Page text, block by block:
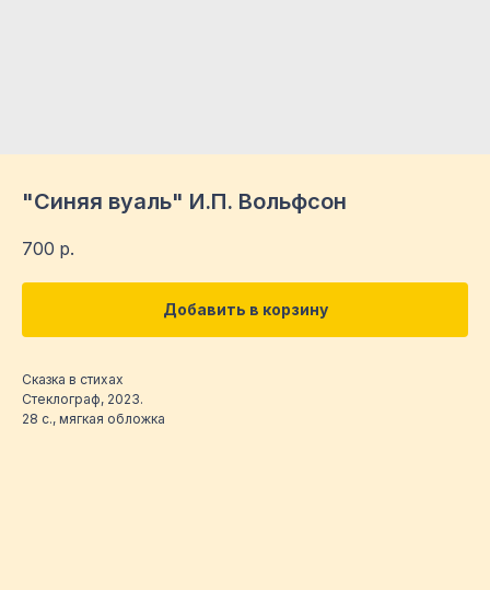
"Синяя вуаль" И.П. Вольфсон
700 р.
Добавить в корзину
Сказка в стихах
Стеклограф, 2023.
28 с., мягкая обложка